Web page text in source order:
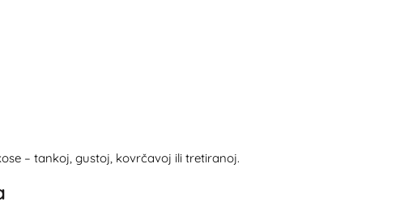
– tankoj, gustoj, kovrčavoj ili tretiranoj.